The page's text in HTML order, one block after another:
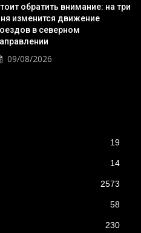
обратить внимание: на три
изменится движение
в северном
09/08/2026
19
14
2573
58
230